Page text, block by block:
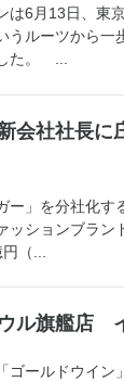
6月13日、東
うルーツから
た。 ...
会社社長
」を分社化す
ッションブラ
（...
ウル旗艦店
ールドウイン